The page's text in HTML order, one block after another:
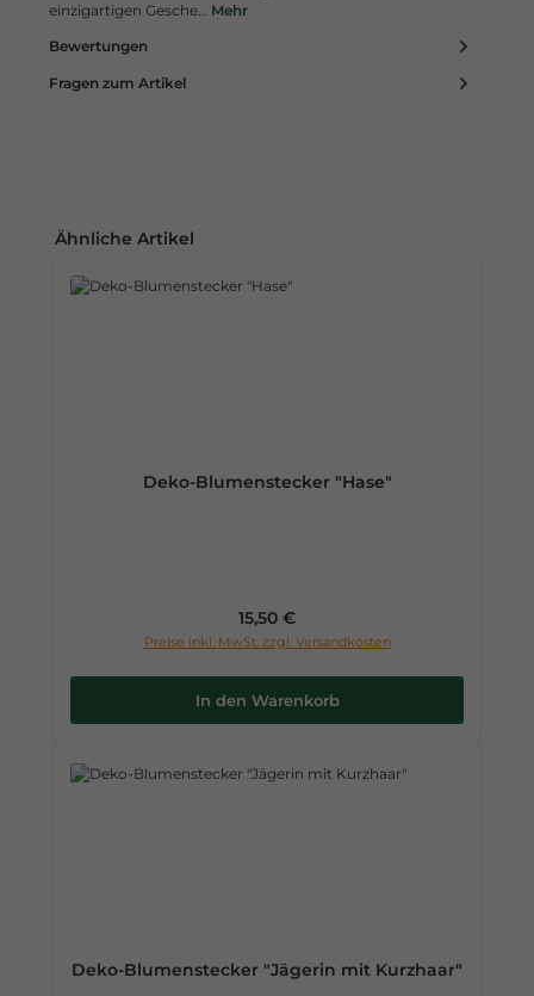
einzigartigen Gesche… Mehr
Bewertungen
Fragen zum Artikel
Produktgalerie überspringen
Ähnliche Artikel
Deko-Blumenstecker "Hase"
Regulärer Preis:
15,50 €
Preise inkl. MwSt. zzgl. Versandkosten
In den Warenkorb
Deko-Blumenstecker "Jägerin mit Kurzhaar"